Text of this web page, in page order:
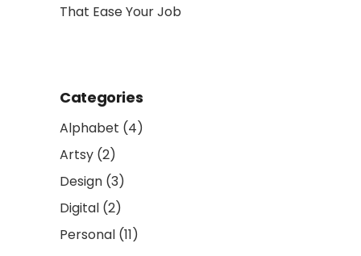
That Ease Your Job
Categories
Alphabet (4)
Artsy (2)
Design (3)
Digital (2)
Personal (11)